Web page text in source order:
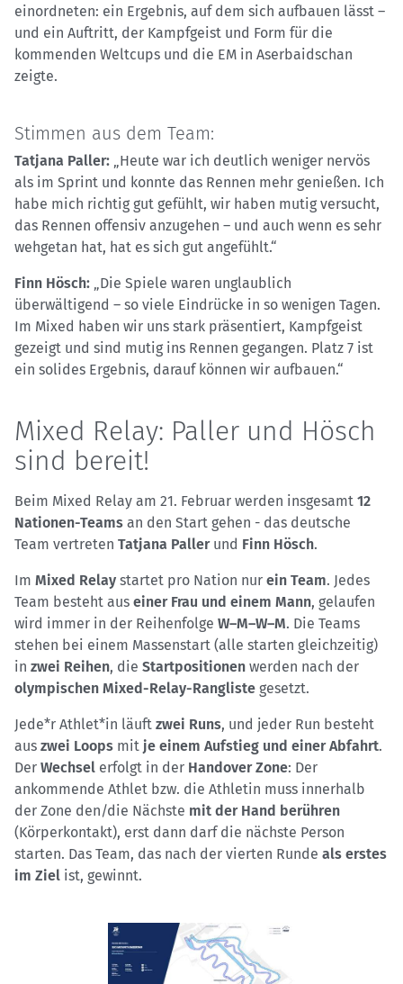
einordneten: ein Ergebnis, auf dem sich aufbauen lässt –
und ein Auftritt, der Kampfgeist und Form für die
kommenden Weltcups und die EM in Aserbaidschan
zeigte.
Stimmen aus dem Team:
Tatjana Paller: „Heute war ich deutlich weniger nervös
als im Sprint und konnte das Rennen mehr genießen. Ich
habe mich richtig gut gefühlt, wir haben mutig versucht,
das Rennen offensiv anzugehen – und auch wenn es sehr
wehgetan hat, hat es sich gut angefühlt.“
Finn Hösch: „Die Spiele waren unglaublich
überwältigend – so viele Eindrücke in so wenigen Tagen.
Im Mixed haben wir uns stark präsentiert, Kampfgeist
gezeigt und sind mutig ins Rennen gegangen. Platz 7 ist
ein solides Ergebnis, darauf können wir aufbauen.“
Mixed Relay: Paller und Hösch
sind bereit!
Beim Mixed Relay am 21. Februar werden insgesamt 12
Nationen-Teams an den Start gehen - das deutsche
Team vertreten Tatjana Pallerund Finn Hösch.
Im Mixed Relay startet pro Nation nur ein Team. Jedes
Team besteht aus einer Frau und einem Mann, gelaufen
wird immer in der Reihenfolge W–M–W–M. Die Teams
stehen bei einem Massenstart (alle starten gleichzeitig)
in zwei Reihen, die Startpositionen werden nach der
olympischen Mixed-Relay-Rangliste gesetzt.
Jede*r Athlet*in läuft zwei Runs, und jeder Run besteht
aus zwei Loops mit je einem Aufstieg und einer Abfahrt.
Der Wechsel erfolgt in der Handover Zone: Der
ankommende Athlet bzw. die Athletin muss innerhalb
der Zone den/die Nächste mit der Hand berühren
(Körperkontakt), erst dann darf die nächste Person
starten. Das Team, das nach der vierten Runde als erstes
im Ziel ist, gewinnt.